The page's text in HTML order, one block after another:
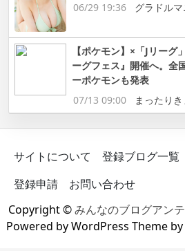
06/29 19:36
グラドル
【ポケモン】×「Jリーグ
ーグフェス』開催へ。全
ーポケモンも発表
07/13 09:00
まったり
サイトについて 登録ブログ一覧
登録申請
お問い合わせ
Copyright ©みんなのブログアン
Powered by WordPress Theme by